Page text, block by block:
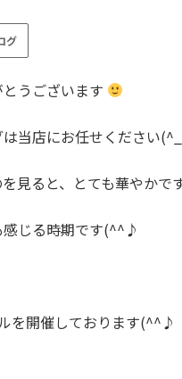
グ
うございます
は当店にお任せください
見ると、とても華やかで
感じる時期です(^^♪
を開催しております(^^♪